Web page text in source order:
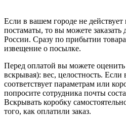
Если в вашем городе не действует
постаматы, то вы можете заказать
России. Сразу по прибытии
извещение о посылке.
Перед оплатой вы можете оценить
вскрывая): вес, целостность. Если
соответствует параметрам или
попросите сотрудника почты
Вскрывать коробку
того, как оплатили заказ.